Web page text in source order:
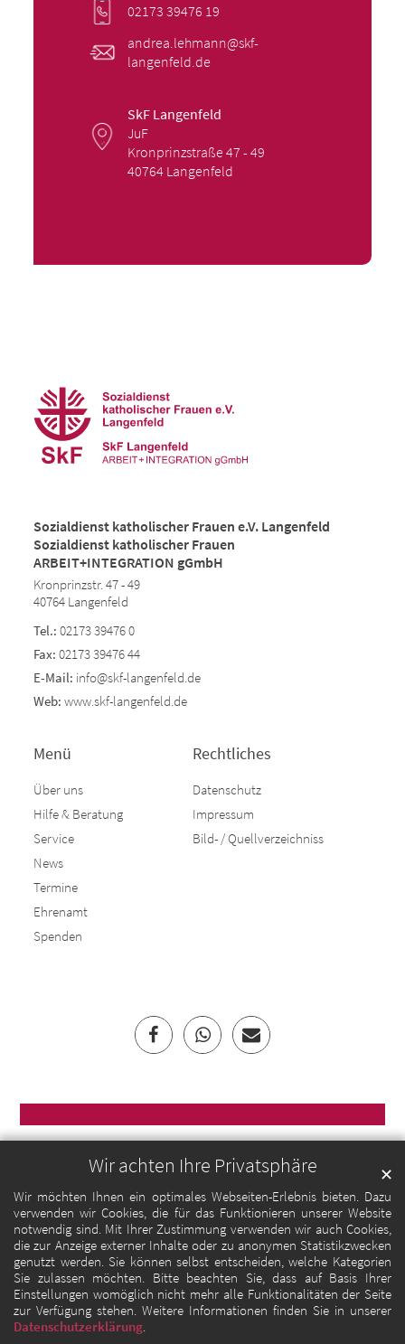
Wir achten Ihre Privatsphäre
Wir möchten Ihnen ein optimales Webseiten-Erlebnis bieten. Dazu
verwenden wir Cookies, die für das Funktionieren unserer Website
notwendig sind. Mit Ihrer Zustimmung verwenden wir auch Cookies,
die zur Anzeige externer Inhalte oder zu anonymen Statistikzwecken
genutzt werden. Sie können selbst entscheiden, welche Kategorien
Sie zulassen möchten. Bitte beachten Sie, dass auf Basis Ihrer
Einstellungen womöglich nicht mehr alle Funktionalitäten der Seite
zur Verfügung stehen. Weitere Informationen finden Sie in unserer
Datenschutzerklärung.
✕
02173 39476 19
andrea.lehmann@skf-
langenfeld.de
SkF Langenfeld
JuF
Kronprinzstraße 47 - 49
40764 Langenfeld
Sozialdienst katholischer Frauen e.V. Langenfeld
Sozialdienst katholischer Frauen
ARBEIT+INTEGRATION gGmbH
Kronprinzstr. 47 - 49
40764 Langenfeld
Tel.: 02173 39476 0
Fax: 02173 39476 44
E-Mail: info@skf-langenfeld.de
Web: www.skf-langenfeld.de
Menü
Über uns
Hilfe & Beratung
Service
News
Termine
Ehrenamt
Spenden
Rechtliches
Datenschutz
Impressum
Bild- / Quellverzeichniss